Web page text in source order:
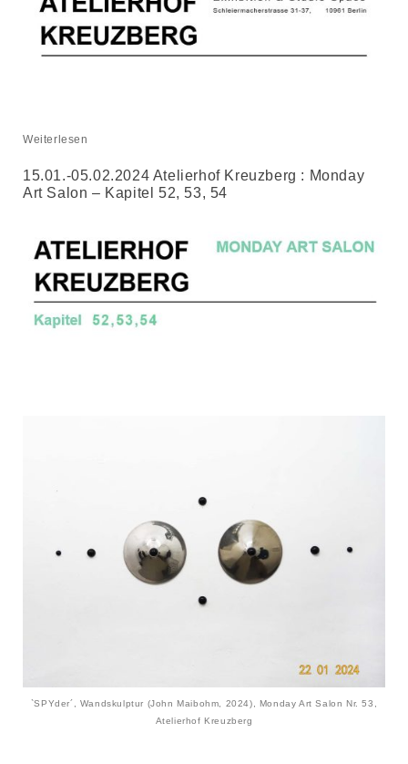
Weiterlesen
15.01.-05.02.2024 Atelierhof Kreuzberg : Monday
Art Salon – Kapitel 52, 53, 54
`SPYder´, Wandskulptur (John Maibohm, 2024), Monday Art Salon Nr. 53,
Atelierhof Kreuzberg